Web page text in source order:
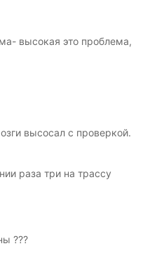
высокая это проблема,
высосал с проверкой.
раза три на трассу
???